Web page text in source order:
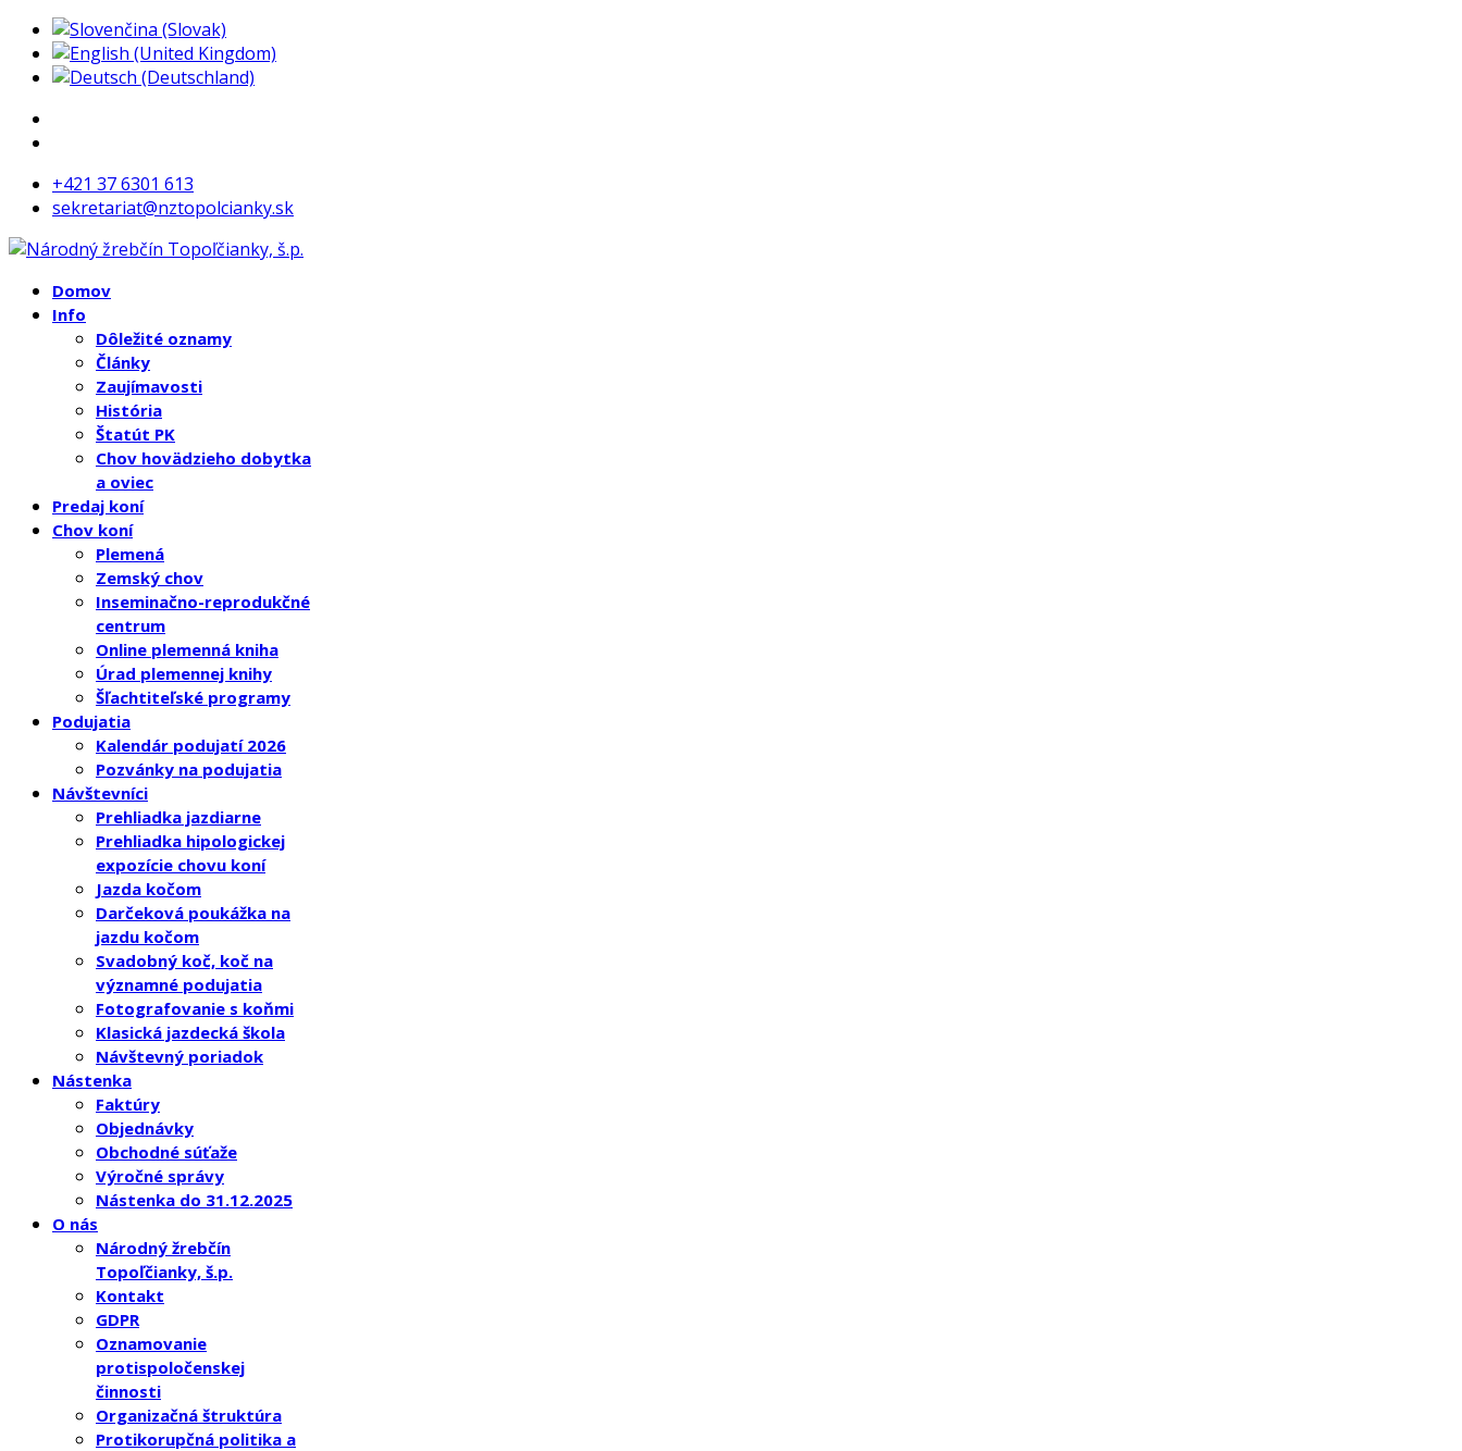
+421 37 6301 613
sekretariat@nztopolcianky.sk
Domov
Info
Dôležité oznamy
Články
Zaujímavosti
História
Štatút PK
Chov hovädzieho dobytka
a oviec
Predaj koní
Chov koní
Plemená
Zemský chov
Inseminačno-reprodukčné
centrum
Online plemenná kniha
Úrad plemennej knihy
Šľachtiteľské programy
Podujatia
Kalendár podujatí 2026
Pozvánky na podujatia
Návštevníci
Prehliadka jazdiarne
Prehliadka hipologickej
expozície chovu koní
Jazda kočom
Darčeková poukážka na
jazdu kočom
Svadobný koč, koč na
významné podujatia
Fotografovanie s koňmi
Klasická jazdecká škola
Návštevný poriadok
Nástenka
Faktúry
Objednávky
Obchodné súťaže
Výročné správy
Nástenka do 31.12.2025
O nás
Národný žrebčín
Topoľčianky, š.p.
Kontakt
GDPR
Oznamovanie
protispoločenskej
činnosti
Organizačná štruktúra
Protikorupčná politika a